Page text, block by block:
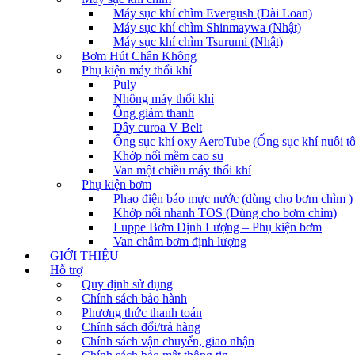
Máy sục khí chìm Evergush (Đài Loan)
Máy sục khí chìm Shinmaywa (Nhật)
Máy sục khí chìm Tsurumi (Nhật)
Bơm Hút Chân Không
Phụ kiện máy thổi khí
Puly
Nhông máy thổi khí
Ống giảm thanh
Dây curoa V Belt
Ống sục khí oxy AeroTube (Ống sục khí nuôi
Khớp nối mềm cao su
Van một chiều máy thổi khí
Phụ kiện bơm
Phao điện báo mực nước (dùng cho bơm chìm )
Khớp nối nhanh TOS (Dùng cho bơm chìm)
Luppe Bơm Định Lượng – Phụ kiện bơm
Van châm bơm định lượng
GIỚI THIỆU
Hỗ trợ
Quy định sử dụng
Chính sách bảo hành
Phương thức thanh toán
Chính sách đổi/trả hàng
Chính sách vận chuyển, giao nhận